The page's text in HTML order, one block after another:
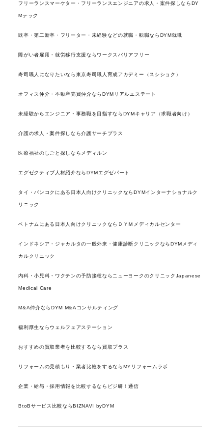
フリーランスマーケター・フリーランスエンジニアの求人・案件探しならDY
Mテック
既卒・第二新卒・フリーター・未経験などの就職・転職ならDYM就職
障がい者雇用・就労移行支援ならワークスバリアフリー
寿司職人になりたいなら東京寿司職人育成アカデミー（スシショク）
オフィス仲介・不動産売買仲介ならDYMリアルエステート
未経験からエンジニア・事務職を目指すならDYMキャリア（求職者向け）
介護の求人・案件探しなら介護サーチプラス
医療福祉のしごと探しならメディルン
エグゼクティブ人材紹介ならDYMエグゼパート
タイ・バンコクにある日本人向けクリニックならDYMインターナショナルク
リニック
ベトナムにある日本人向けクリニックならＤＹＭメディカルセンター
インドネシア・ジャカルタの一般外来・健康診断クリニックならDYMメディ
カルクリニック
内科・小児科・ワクチンの予防接種ならニューヨークのクリニックJapanese
Medical Care
M&A仲介ならDYM M&Aコンサルティング
福利厚生ならウェルフェアステーション
おすすめの買取業者を比較するなら買取プラス
リフォームの見積もり・業者比較をするならMYリフォームラボ
企業・給与・採用情報を比較するならビジ研！通信
BtoBサービス比較ならBIZNAVI byDYM